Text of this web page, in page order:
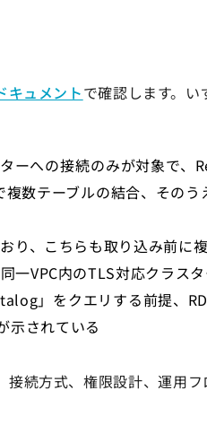
キュメントで確認します。
ーへの接続のみが対象で
数テーブルの結合、その
、こちらも取り込み前に
VPC内のTLS対応クラス
」をクエリする前提、
示されている
続方式、権限設計、運用